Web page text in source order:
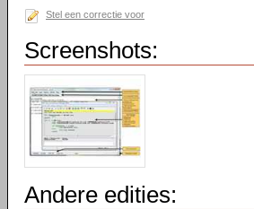
Stel een correctie voor
Screenshots:
Andere edities: